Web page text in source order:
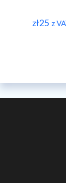
zł25 z